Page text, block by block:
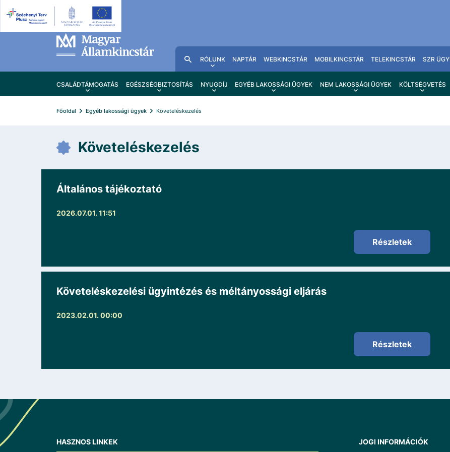
RÓLUNK NAPTÁR WEBKINCSTÁR MOBILKINCSTÁR TELEKINCSTÁR SZR
CSALÁDTÁMOGATÁS EGÉSZSÉGBIZTOSÍTÁS NYUGDÍJ EGYÉB LAKOSSÁGI ÜGYEK NEM LAKOSSÁGI ÜGYEK KÖLTSÉGVETÉS
Főoldal Egyéb lakossági ügyek Követeléskezelés
Követeléskezelés
Általános tájékoztató
2026.07.01. 11:51
Részletek
Követeléskezelési ügyintézés és méltányossági eljárás
2023.02.01. 00:00
Részletek
HASZNOS LINKEK JOGI INFORMÁCIÓK